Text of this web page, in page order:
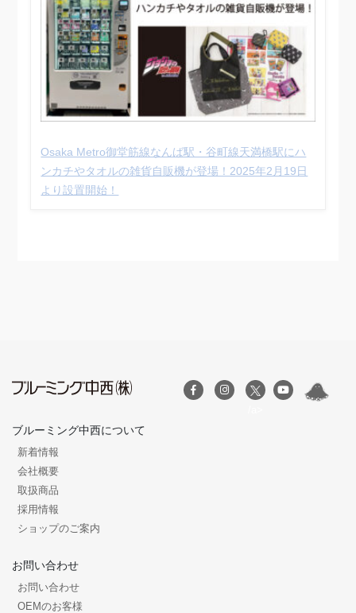
Osaka Metro御堂筋線なんば駅・谷町線天満橋駅にハ
ンカチやタオルの雑貨自販機が登場！2025年2月19日
より設置開始！
ブルーミング中西について
新着情報
会社概要
取扱商品
採用情報
ショップのご案内
お問い合わせ
お問い合わせ
OEMのお客様